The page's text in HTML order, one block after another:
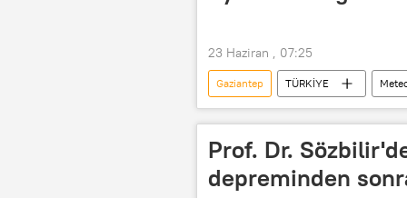
23 Haziran , 07:25
Gaziantep TÜRKİYE
Kayseri
Meteoroloji Genel
Prof. Dr.
depreminden